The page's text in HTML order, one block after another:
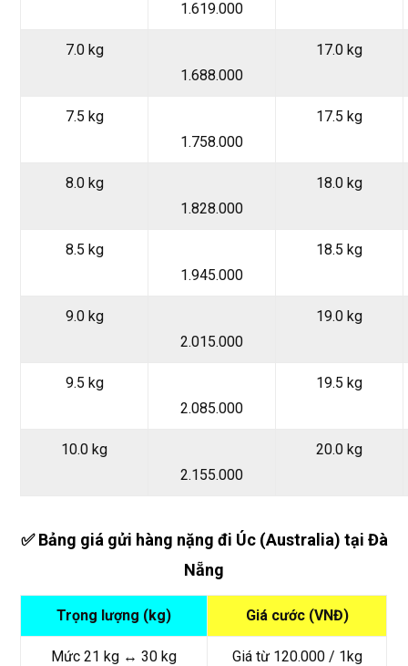
1.619.000
7.0 kg
1.688.000
17.0 kg
7.5 kg
1.758.000
17.5 kg
8.0 kg
1.828.000
18.0 kg
8.5 kg
1.945.000
18.5 kg
9.0 kg
2.015.000
19.0 kg
9.5 kg
2.085.000
19.5 kg
10.0 kg
2.155.000
20.0 kg
✅ Bảng giá gửi hàng nặng đi Úc (Australia) tại Đà
Nẵng
Trọng lượng (kg) Giá cước (VNĐ)
Mức 21 kg ️↔️ 30 kg Giá từ 120.000 / 1kg